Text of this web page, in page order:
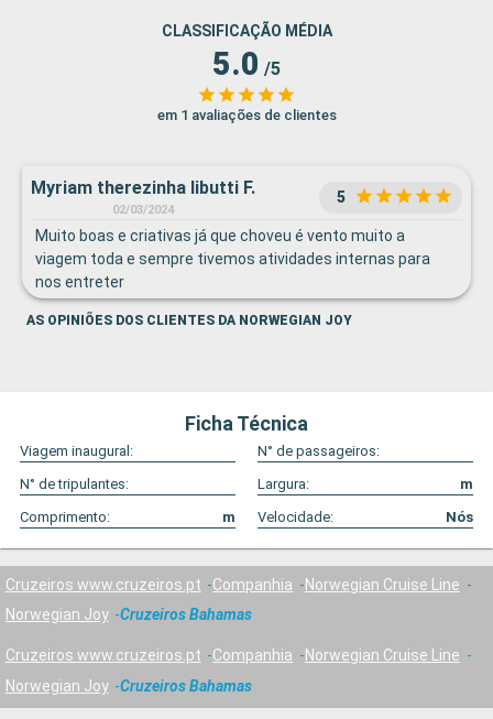
CLASSIFICAÇÃO MÉDIA
5.0 /5
em 1 avaliações de clientes
Myriam therezinha libutti F.
02/03/2024
5
Muito boas e criativas já que choveu é vento muito a
viagem toda e sempre tivemos atividades internas para
nos entreter
AS OPINIÕES DOS CLIENTES DA NORWEGIAN JOY
Ficha Técnica
Viagem inaugural:
N° de passageiros:
N° de tripulantes:
Largura:
m
Comprimento:
m Velocidade: Nós
Cruzeiros www.cruzeiros.pt Companhia
Norwegian Cruise Line
Norwegian Joy
Cruzeiros Bahamas
Cruzeiros www.cruzeiros.pt Companhia
Norwegian Cruise Line
Norwegian Joy
Cruzeiros Bahamas